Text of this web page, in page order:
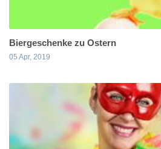
Biergeschenke zu Ostern
05 Apr, 2019